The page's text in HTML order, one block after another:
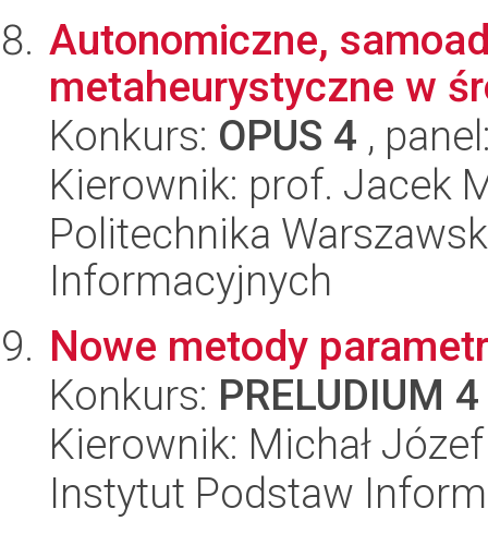
Autonomiczne,
metaheurystyczne w
Konkurs: OPUS 4 ,
Kierownik: prof. Jacek
Politechnika
Informacyjnych
Nowe metody
Konkurs: PRELUDIUM 4
Kierownik: Michał
Instytut Podstaw